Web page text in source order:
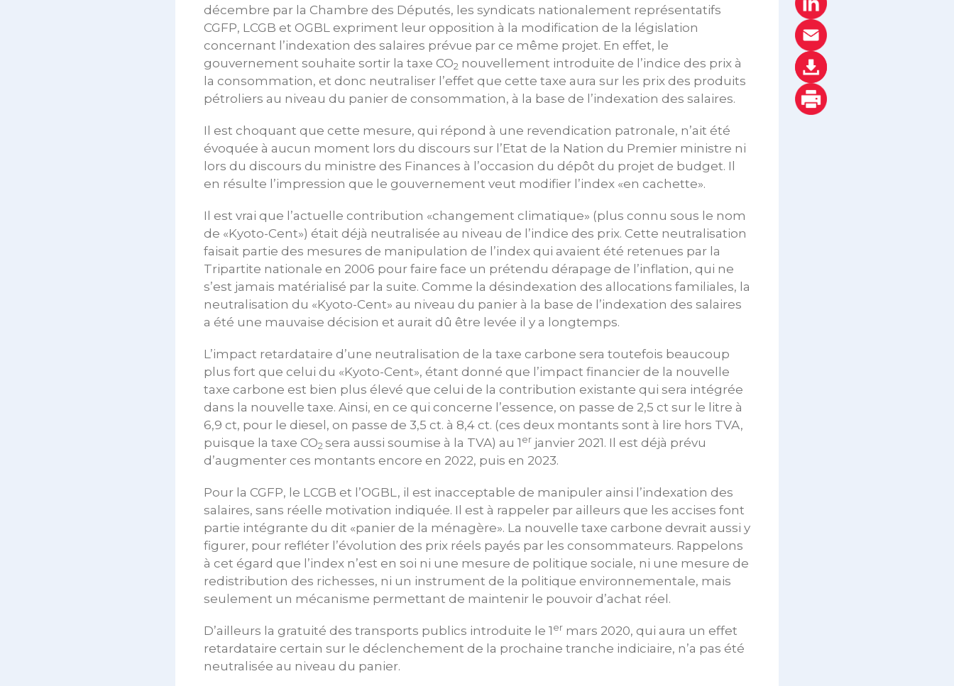
décembre par la Chambre des Députés, les syndicats nationalement représentatifs
CGFP, LCGB et OGBL expriment leur opposition à la modification de la législation
concernant l’indexation des salaires prévue par ce même projet. En effet, le
gouvernement souhaite sortir la taxe CO2 nouvellement introduite de l’indice des prix à
la consommation, et donc neutraliser l’effet que cette taxe aura sur les prix des produits
pétroliers au niveau du panier de consommation, à la base de l’indexation des salaires.
Il est choquant que cette mesure, qui répond à une revendication patronale, n’ait été
évoquée à aucun moment lors du discours sur l’Etat de la Nation du Premier ministre ni
lors du discours du ministre des Finances à l’occasion du dépôt du projet de budget. Il
en résulte l’impression que le gouvernement veut modifier l’index «en cachette».
Il est vrai que l’actuelle contribution «changement climatique» (plus connu sous le nom
de «Kyoto-Cent») était déjà neutralisée au niveau de l’indice des prix. Cette neutralisation
faisait partie des mesures de manipulation de l’index qui avaient été retenues par la
Tripartite nationale en 2006 pour faire face un prétendu dérapage de l’inflation, qui ne
s’est jamais matérialisé par la suite. Comme la désindexation des allocations familiales, la
neutralisation du «Kyoto-Cent» au niveau du panier à la base de l’indexation des salaires
a été une mauvaise décision et aurait dû être levée il y a longtemps.
L’impact retardataire d’une neutralisation de la taxe carbone sera toutefois beaucoup
plus fort que celui du «Kyoto-Cent», étant donné que l’impact financier de la nouvelle
taxe carbone est bien plus élevé que celui de la contribution existante qui sera intégrée
dans la nouvelle taxe. Ainsi, en ce qui concerne l’essence, on passe de 2,5 ct sur le litre à
6,9 ct, pour le diesel, on passe de 3,5 ct. à 8,4 ct. (ces deux montants sont à lire hors TVA,
puisque la taxe CO2 sera aussi soumise à la TVA) au 1 er janvier 2021. Il est déjà prévu
d’augmenter ces montants encore en 2022, puis en 2023.
Pour la CGFP, le LCGB et l’OGBL, il est inacceptable de manipuler ainsi l’indexation des
salaires, sans réelle motivation indiquée. Il est à rappeler par ailleurs que les accises font
partie intégrante du dit «panier de la ménagère». La nouvelle taxe carbone devrait aussi y
figurer, pour refléter l’évolution des prix réels payés par les consommateurs. Rappelons
à cet égard que l’index n’est en soi ni une mesure de politique sociale, ni une mesure de
redistribution des richesses, ni un instrument de la politique environnementale, mais
seulement un mécanisme permettant de maintenir le pouvoir d’achat réel.
D’ailleurs la gratuité des transports publics introduite le 1 er mars 2020, qui aura un effet
retardataire certain sur le déclenchement de la prochaine tranche indiciaire, n’a pas été
neutralisée au niveau du panier.